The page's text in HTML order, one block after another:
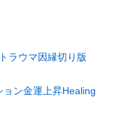
ラウマ因縁切り版
ン金運上昇Healing